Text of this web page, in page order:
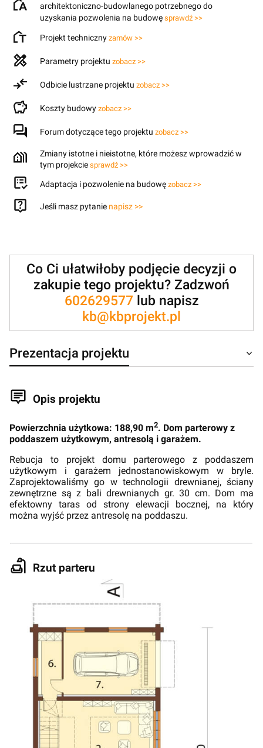
architektoniczno-budowlanego potrzebnego do
uzyskania pozwolenia na budowę sprawdź >>
Projekt techniczny zamów >>
Parametry projektu zobacz >>
Odbicie lustrzane projektu zobacz >>
Koszty budowy zobacz >>
Forum dotyczące tego projektu zobacz >>
Zmiany istotne i nieistotne, które możesz wprowadzić w
tym projekcie sprawdź >>
Adaptacja i pozwolenie na budowę zobacz >>
Jeśli masz pytanie napisz >>
Co Ci ułatwiłoby podjęcie decyzji o
zakupie tego projektu? Zadzwoń
602629577lub napisz
kb@kbprojekt.pl
Prezentacja projektu
Opis projektu
Powierzchnia użytkowa: 188,90 m2. Dom parterowy z
poddaszem użytkowym, antresolą i garażem.
Rebucja to projekt domu parterowego z poddaszem
użytkowym i garażem jednostanowiskowym w bryle.
Zaprojektowaliśmy go w technologii drewnianej, ściany
zewnętrzne są z bali drewnianych gr. 30 cm. Dom ma
efektowny taras od strony elewacji bocznej, na który
można wyjść przez antresolę na poddaszu.
Rzut parteru